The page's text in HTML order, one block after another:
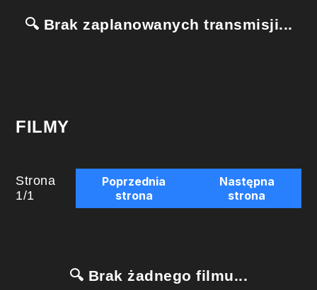
🔍 Brak zaplanowanych transmisji...
FILMY
Strona
1/1
Poprzednia
strona
Następna
strona
🔍 Brak żadnego filmu...